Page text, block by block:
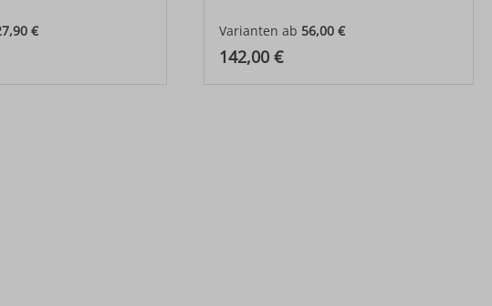
€ Varianten ab 56,00 €
Regulärer Preis:
142,00 €